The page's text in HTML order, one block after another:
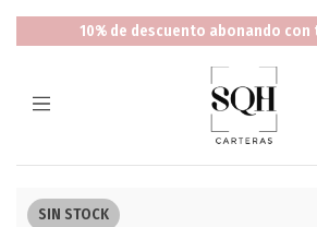
10% de descuento abonando
SIN STOCK